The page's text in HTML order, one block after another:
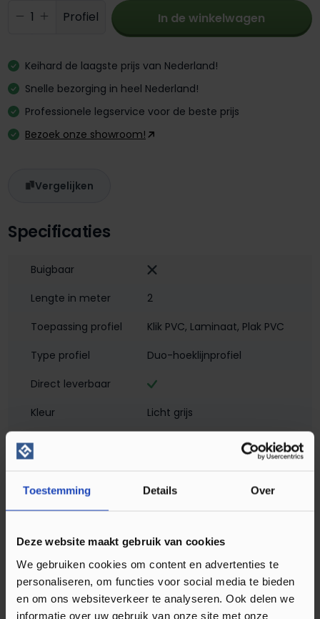
Toestemming Details Over
Deze website maakt gebruik van cookies
We gebruiken cookies om content en advertenties te
personaliseren, om functies voor social media te bieden
en om ons websiteverkeer te analyseren. Ook delen we
informatie over uw gebruik van onze site met onze
Specificaties
Buigbaar
Lengte in meter
2
Toepassing profiel
Klik PVC, Laminaat, Plak PVC
Type profiel
Duo-hoeklijnprofiel
Direct leverbaar
Kleur
Licht grijs
Breedte in mm
Materiaal
Aluminium met folie
Profielen
Hoeklijn- en eindprofielen
Soort profiel
Klik PVC, Laminaat, Plak PVC
Producthoeveelheid: Voer de
Profiel In de winkelwagen
Keihard de laagste prijs van Nederland!
Snelle bezorging in heel Nederland!
Professionele legservice voor de beste prijs
Bezoek onze showroom!
Vergelijken